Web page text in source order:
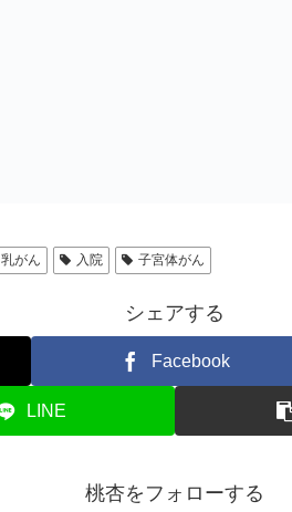
乳がん 入院 子宮体がん
シェアする
Facebook
LINE
桃杏をフォローする